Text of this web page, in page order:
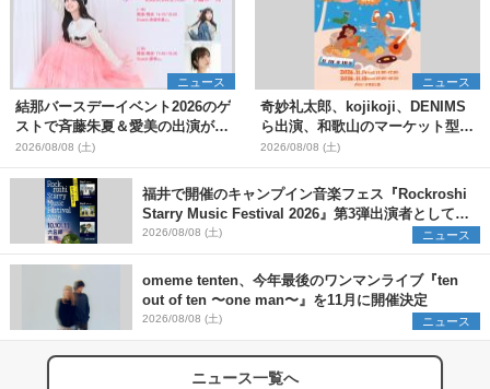
ニュース
結那バースデーイベント2026のゲ
ストで斉藤朱夏＆愛美の出演が決
定
2026/08/08 (土)
ニュース
奇妙礼太郎、kojikoji、DENIMS
ら出演、和歌山のマーケット型野
外イベント『PICNIC JAM
2026』早割チケット発売開始
2026/08/08 (土)
福井で開催のキャンプイン音楽フェス『Rockroshi
Starry Music Festival 2026』第3弾出演者として
SCOOBIE DO、かりゆし58、Reiを発表
2026/08/08 (土) ニュース
omeme tenten、今年最後のワンマンライブ『ten
out of ten 〜one man〜』を11月に開催決定
2026/08/08 (土) ニュース
ニュース一覧へ